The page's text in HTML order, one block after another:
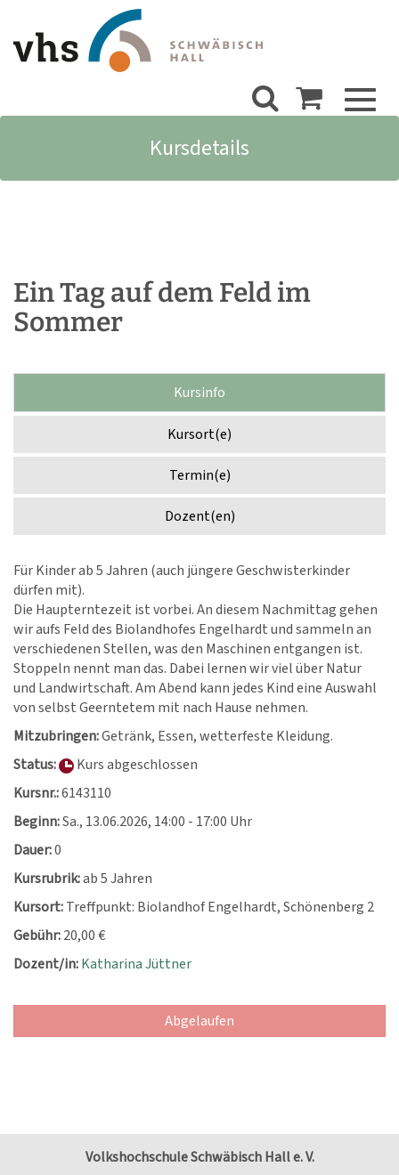
Kursdetails
Ein Tag auf dem Feld im
Sommer
Kursinfo
Kursort(e)
Termin(e)
Dozent(en)
Für Kinder ab 5 Jahren (auch jüngere Geschwisterkinder
dürfen mit).
Die Haupterntezeit ist vorbei. An diesem Nachmittag gehen
wir aufs Feld des Biolandhofes Engelhardt und sammeln an
verschiedenen Stellen, was den Maschinen entgangen ist.
Stoppeln nennt man das. Dabei lernen wir viel über Natur
und Landwirtschaft. Am Abend kann jedes Kind eine Auswahl
von selbst Geerntetem mit nach Hause nehmen.
Mitzubringen:Getränk, Essen, wetterfeste Kleidung.
Status:
Kurs abgeschlossen
Kursnr.:6143110
Beginn:Sa., 13.06.2026, 14:00 - 17:00 Uhr
Dauer:0
Kursrubrik:ab 5 Jahren
Kursort:Treffpunkt: Biolandhof Engelhardt, Schönenberg 2
Gebühr:20,00 €
Dozent/in:Katharina Jüttner
Abgelaufen
Volkshochschule Schwäbisch Hall e. V.